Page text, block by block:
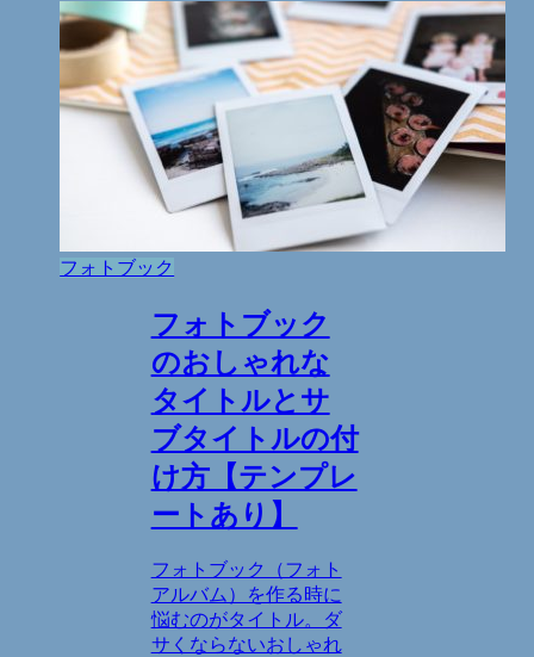
フォトブック
フォトブック
のおしゃれな
タイトルとサ
ブタイトルの付
け方【テンプレ
ートあり】
フォトブック（フォト
アルバム）を作る時に
悩むのがタイトル。ダ
サくならないおしゃれ